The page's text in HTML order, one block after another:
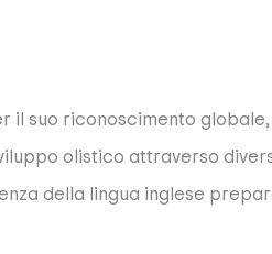
il suo riconoscimento
olistico attraverso
della lingua inglese